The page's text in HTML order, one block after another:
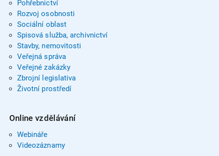
Pohřebnictví
Rozvoj osobnosti
Sociální oblast
Spisová služba, archivnictví
Stavby, nemovitosti
Veřejná správa
Veřejné zakázky
Zbrojní legislativa
Životní prostředí
Online vzdělávání
Webináře
Videozáznamy